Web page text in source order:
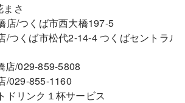
まさ
店/つくば市西大橋197-5
くば市松代2-14-4 つくばセントラル
店/029-859-5808
855-1160
ドリンク１杯サービス